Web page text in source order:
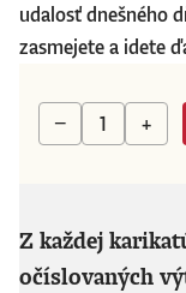
udalosť dnešného
zasmejete a idete
− +
Z každej
očíslovaných